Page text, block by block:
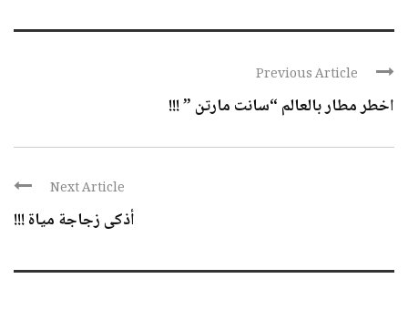
Previous Article
اخطر مطار بالعالم “سانت مارتن ” !!!
Next Article
أذكى زجاجة مياة !!!